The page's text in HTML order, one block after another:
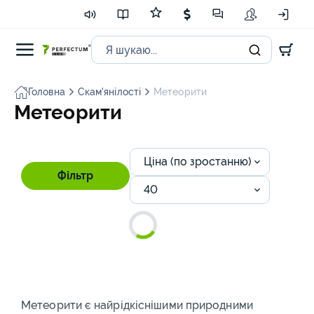
Головна Скам'янілості Метеорити
Метеорити
Фільтр
Ціна (по зростанню)
40
Метеорити є найрідкіснішими природними